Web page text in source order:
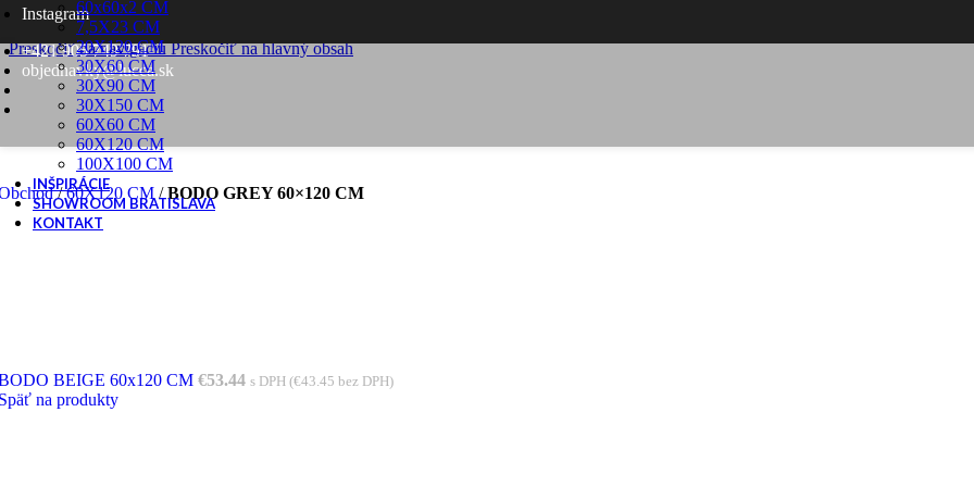
Skip to content
Preskočiť na navigáciuPreskočiť na hlavný obsah
Instagram
+421 905 749 791
objednavky@lucca.sk
60x60x2 CM
7,5X23 CM
20X120 CM
30X60 CM
30X90 CM
30X150 CM
60X60 CM
60X120 CM
100X100 CM
INŠPIRÁCIE
SHOWROOM BRATISLAVA
KONTAKT
/60X120 CM /BODO GREY 60×120 CM
BEIGE 60x120 CM €53.44 s DPH (€43.45 bez DPH)
na produkty